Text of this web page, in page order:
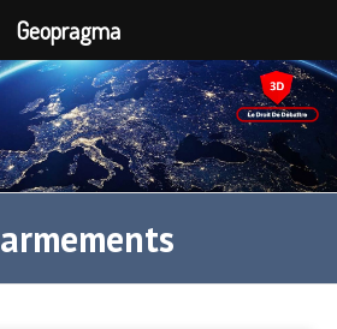
armements
Geopragma